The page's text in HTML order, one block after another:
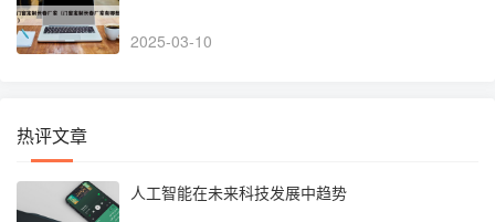
2025-03-10
热评文章
人工智能在未来科技发展中趋势